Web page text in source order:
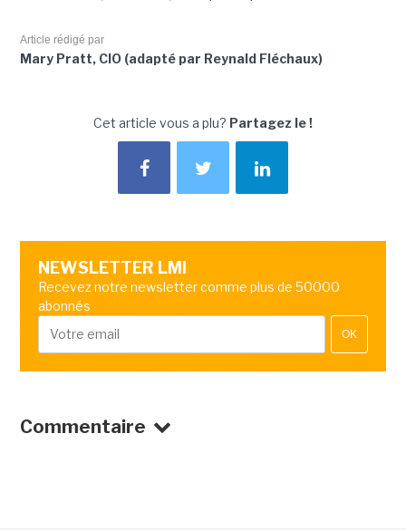
Article rédigé par
Mary Pratt, CIO (adapté par Reynald Fléchaux)
Cet article vous a plu? Partagez le !
NEWSLETTER LMI
Recevez notre newsletter comme plus de 50000
abonnés
OK
Commentaire